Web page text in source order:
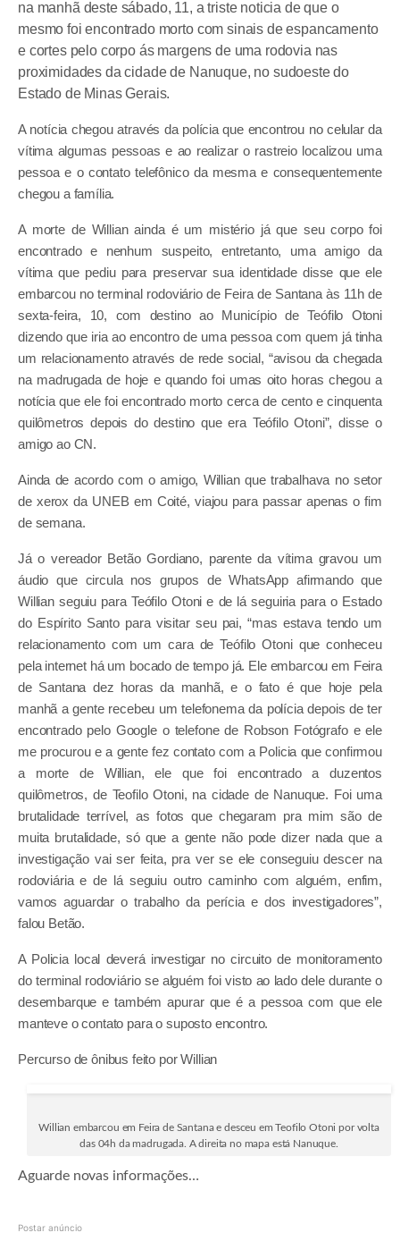
na manhã deste sábado, 11, a triste noticia de que o
mesmo foi encontrado morto com sinais de espancamento
e cortes pelo corpo ás margens de uma rodovia nas
proximidades da cidade de Nanuque, no sudoeste do
Estado de Minas Gerais.
A notícia chegou através da polícia que encontrou no celular da
vítima algumas pessoas e ao realizar o rastreio localizou uma
pessoa e o contato telefônico da mesma e consequentemente
chegou a família.
A morte de Willian ainda é um mistério já que seu corpo foi
encontrado e nenhum suspeito, entretanto, uma amigo da
vítima que pediu para preservar sua identidade disse que ele
embarcou no terminal rodoviário de Feira de Santana às 11h de
sexta-feira, 10, com destino ao Município de Teófilo Otoni
dizendo que iria ao encontro de uma pessoa com quem já tinha
um relacionamento através de rede social, “avisou da chegada
na madrugada de hoje e quando foi umas oito horas chegou a
notícia que ele foi encontrado morto cerca de cento e cinquenta
quilômetros depois do destino que era Teófilo Otoni”, disse o
amigo ao CN.
Ainda de acordo com o amigo, Willian que trabalhava no setor
de xerox da UNEB em Coité, viajou para passar apenas o fim
de semana.
Já o vereador Betão Gordiano, parente da vítima gravou um
áudio que circula nos grupos de WhatsApp afirmando que
Willian seguiu para Teófilo Otoni e de lá seguiria para o Estado
do Espírito Santo para visitar seu pai, “mas estava tendo um
relacionamento com um cara de Teófilo Otoni que conheceu
pela internet há um bocado de tempo já. Ele embarcou em Feira
de Santana dez horas da manhã, e o fato é que hoje pela
manhã a gente recebeu um telefonema da polícia depois de ter
encontrado pelo Google o telefone de Robson Fotógrafo e ele
me procurou e a gente fez contato com a Policia que confirmou
a morte de Willian, ele que foi encontrado a duzentos
quilômetros, de Teofilo Otoni, na cidade de Nanuque. Foi uma
brutalidade terrível, as fotos que chegaram pra mim são de
muita brutalidade, só que a gente não pode dizer nada que a
investigação vai ser feita, pra ver se ele conseguiu descer na
rodoviária e de lá seguiu outro caminho com alguém, enfim,
vamos aguardar o trabalho da perícia e dos investigadores”,
falou Betão.
A Policia local deverá investigar no circuito de monitoramento
do terminal rodoviário se alguém foi visto ao lado dele durante o
desembarque e também apurar que é a pessoa com que ele
manteve o contato para o suposto encontro.
Percurso de ônibus feito por Willian
Willian embarcou em Feira de Santana e desceu em Teofilo Otoni por volta
das 04h da madrugada. A direita no mapa está Nanuque.
Aguarde novas informações…
Postar anúncio